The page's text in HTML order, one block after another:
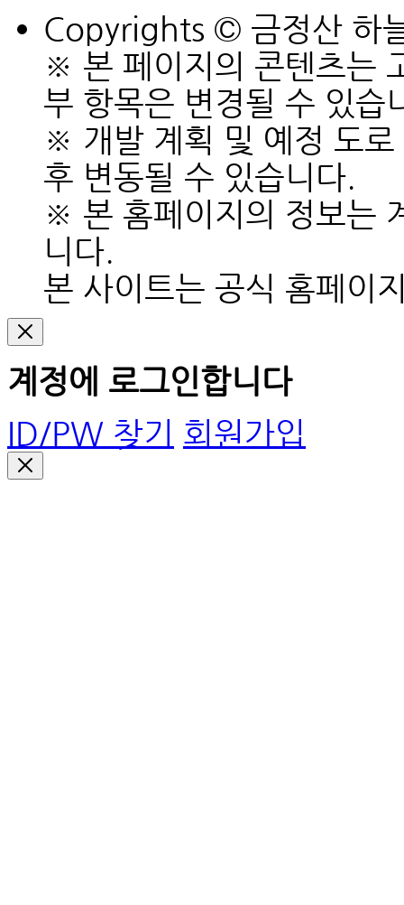
Copyrights © 금정산 하
※ 본 페이지의 콘텐츠는
부 항목은 변경될 수 있습
※ 개발 계획 및 예정 도로
후 변동될 수 있습니다.
※ 본 홈페이지의 정보는
니다.
본 사이트는 공식 홈페이
계정에 로그인합니다
ID/PW 찾기
회원가입